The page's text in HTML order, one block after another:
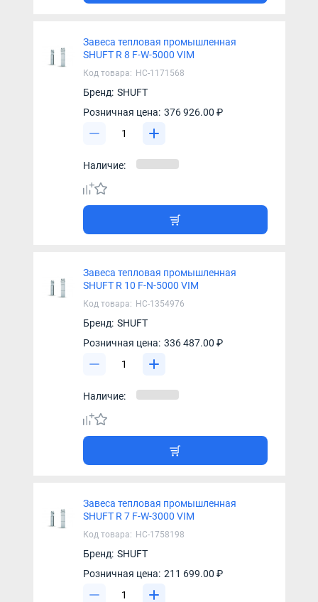
Завеса тепловая промышленная
SHUFT R 8 F-W-5000 VIM
Код товара: НС-1171568
Бренд: SHUFT
Розничная цена: 376 926.00 ₽
Наличие:
Завеса тепловая промышленная
SHUFT R 10 F-N-5000 VIM
Код товара: НС-1354976
Бренд: SHUFT
Розничная цена: 336 487.00 ₽
Наличие:
Завеса тепловая промышленная
SHUFT R 7 F-W-3000 VIM
Код товара: НС-1758198
Бренд: SHUFT
Розничная цена: 211 699.00 ₽